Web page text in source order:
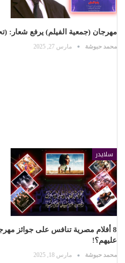
مهرجان (جمعية الفيلم) يرفع شعار:
محمد حبوشة مارس 27, 2025
سلايدر
8 أفلام مصرية تنافس على جوائز
عليهم؟!
محمد حبوشة مارس 18, 2025